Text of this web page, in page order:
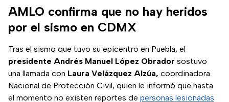
AMLO confirma que no hay heridos
por el sismo en CDMX
Tras el sismo que tuvo su epicentro en Puebla, el
presidente Andrés Manuel López Obrador sostuvo
una llamada con Laura Velázquez Alzúa, coordinadora
Nacional de Protección Civil, quien le informó que hasta
el momento no existen reportes de personas lesionadas